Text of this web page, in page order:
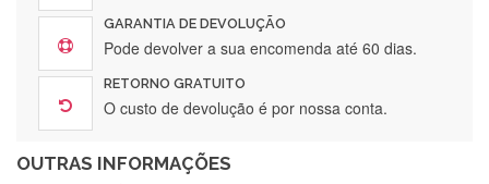
GARANTIA DE DEVOLUÇÃO
Pode devolver a sua encomenda até 60 dias.
RETORNO GRATUITO
O custo de devolução é por nossa conta.
OUTRAS INFORMAÇÕES